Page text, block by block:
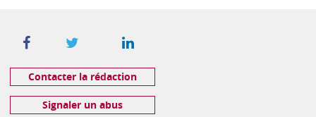
Contacter la rédaction
Signaler un abus